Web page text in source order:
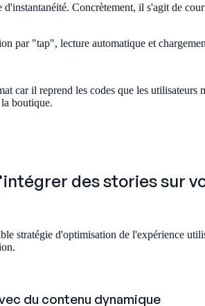
Concrètement, il s'agit de
par "tap", lecture automatique et
car il reprend les codes que les utilisateurs
boutique.
des stories sur
stratégie d'optimisation de l'expérience
du contenu dynamique